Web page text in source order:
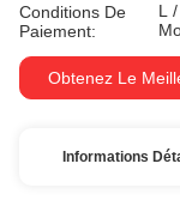
Conditions De
Paiement:
L
Obtenez Le
Informations